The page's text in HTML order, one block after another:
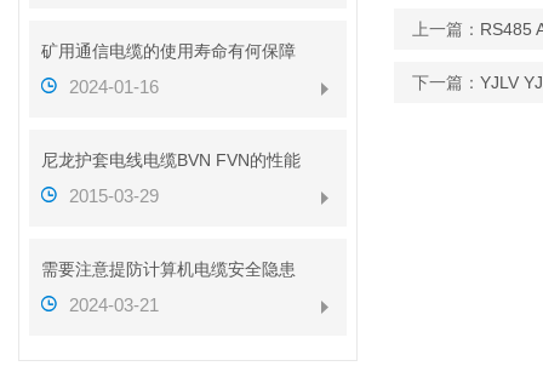
矿用通信电缆的使用寿命有何保障
2024-01-16
尼龙护套电线电缆BVN FVN的性能
2015-03-29
需要注意提防计算机电缆安全隐患
2024-03-21
上一篇： RS485
下一篇： YJLV